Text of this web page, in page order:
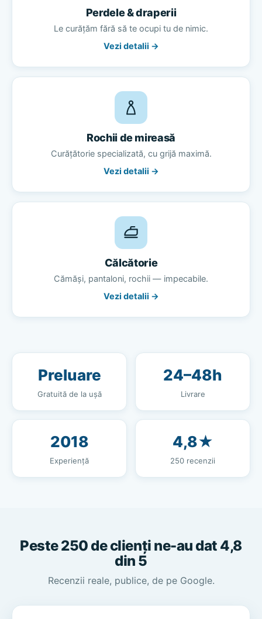
Perdele & draperii
Le curățăm fără să te ocupi tu de nimic.
Vezi detalii →
Rochii de mireasă
Curățătorie specializată, cu grijă maximă.
Vezi detalii →
Călcătorie
Cămăși, pantaloni, rochii — impecabile.
Vezi detalii →
Preluare
Gratuită de la ușă
24–48h
Livrare
2018
Experiență
4,8★
250 recenzii
Peste 250 de clienți ne-au dat 4,8
din 5
Recenzii reale, publice, de pe Google.